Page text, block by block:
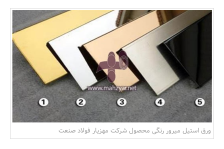
بانک، بیمه و سرمایه
مسکن و ساختمان
ورق‌ استیل میرور رنگی محصول شرکت مهزیار فولاد صنعت